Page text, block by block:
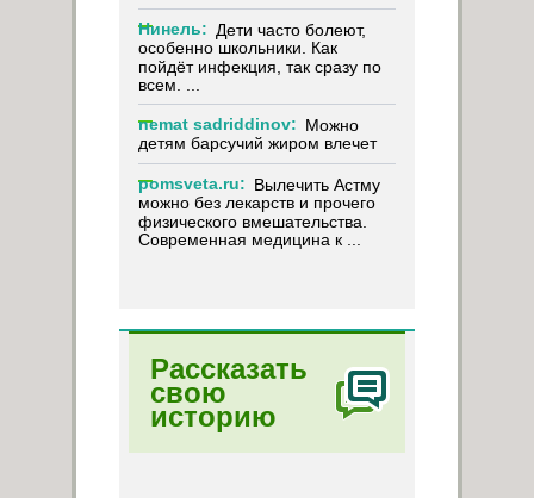
Нинель: Дети часто болеют,
особенно школьники. Как
пойдёт инфекция, так сразу по
всем. ...
nemat sadriddinov: Можно
детям барсучий жиром влечет
pomsveta.ru: Вылечить Астму
можно без лекарств и прочего
физического вмешательства.
Современная медицина к ...
Рассказать
свою
историю